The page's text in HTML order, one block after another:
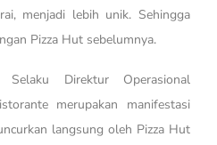
menjadi lebih unik. Sehingga
Pizza Hut sebelumnya.
Direktur Operasional
merupakan manifestasi
langsung oleh Pizza Hut